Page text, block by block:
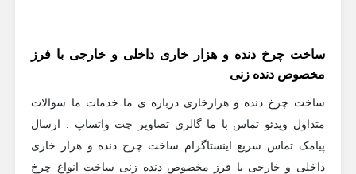
ساخت چرخ دنده و هزار خاری داخلی و خارجی با فرز
مخصوص دنده زنی
ساخت چرخ دنده و هزارخاری درباره ی ما خدمات ما سوالات
متداول ویدئو تماس با ما گالری تصاویر چت واتساپ . ارسال
پیامک تماس سریع اینستاگرام ساخت چرخ دنده و هزار خاری
داخلی و خارجی با فرز مخصوص دنده زنی ساخت انواع چرخ